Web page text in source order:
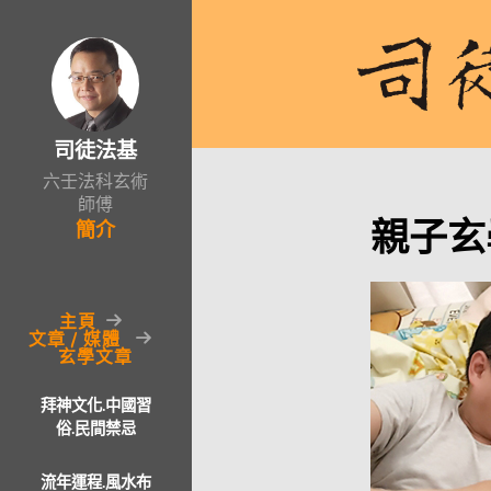
司徒法基
六壬法科玄術
師傅
簡介
主頁
文章 / 媒體
玄學文章
拜神文化.中國習
俗.民間禁忌
流年運程.風水布
親子